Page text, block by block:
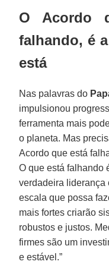
O Acordo
falhando, é
está
Nas palavras do
impulsionou
ferramenta mais
o planeta. Mas
Acordo que está
O que está falhando
verdadeira liderança
escala que possa
mais fortes criarão
robustos e justos.
firmes são um
e estável.”